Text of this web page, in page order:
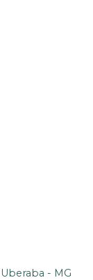
- MG